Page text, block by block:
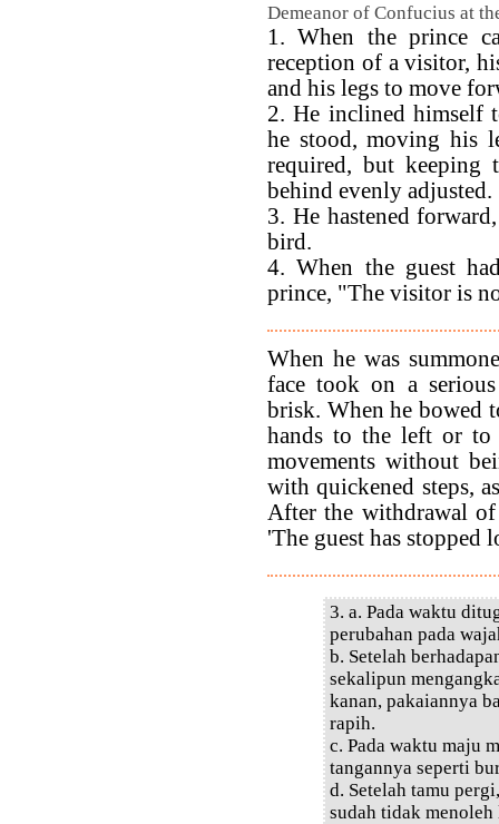
Demeanor of Confucius at
1. When the prince
reception of a visitor,
and his legs to move
2. He inclined himself
he stood, moving his
required, but keeping
behind evenly adjusted.
3. He hastened
bird.
4. When the guest
prince, "The visitor is
When he was
face took on a
brisk. When he bowed
hands to the left or
movements without
with quickened steps,
After the withdrawal
'The guest has stopped
3. a. Pada waktu
perubahan pada
b. Setelah
sekalipun
kanan, pakaiannya
rapih.
c. Pada waktu maju
tangannya seperti
d. Setelah tamu
sudah tidak